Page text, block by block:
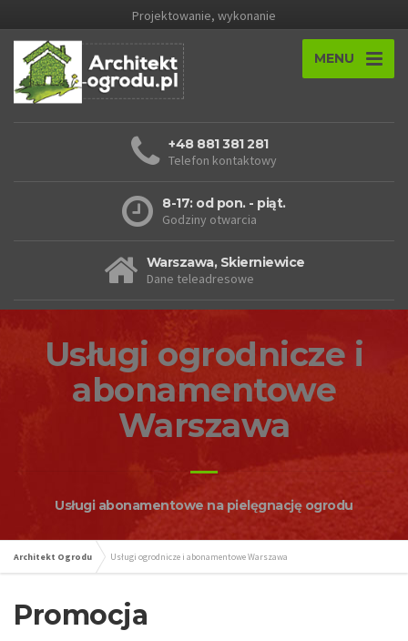
Projektowanie, wykonanie
MENU
+48 881 381 281
Telefon kontaktowy
8-17: od pon. - piąt.
Godziny otwarcia
Warszawa, Skierniewice
Dane teleadresowe
Usługi ogrodnicze i
abonamentowe
Warszawa
Usługi abonamentowe na pielęgnację ogrodu
Architekt Ogrodu Usługi ogrodnicze i abonamentowe Warszawa
Promocja